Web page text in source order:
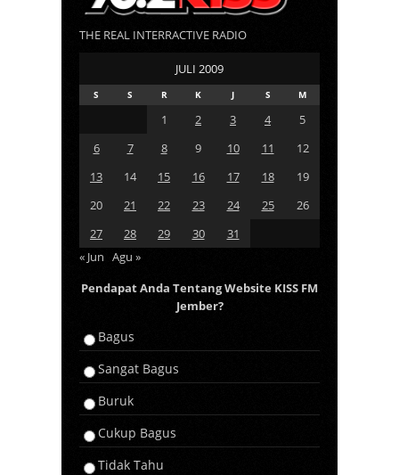
THE REAL INTERRACTIVE RADIO
JULI 2009
S S R K J S M
1 2 3 4
5
6
7 8 9 10 11
12
13
14 15 16 17 18
19
20
21 22 23 24 25
26
27
28 29 30
31
« Jun Agu »
Pendapat Anda Tentang Website KISS FM
Jember?
Bagus
Sangat Bagus
Buruk
Cukup Bagus
Tidak Tahu